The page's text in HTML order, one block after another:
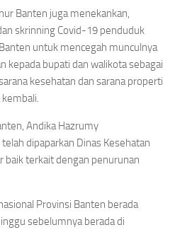
Banten juga menekankan,
skrinning Covid-19 penduduk
untuk mencegah munculnya
kepada bupati dan walikota sebagai
kesehatan dan sarana properti
Andika Hazrumy
dipaparkan Dinas Kesehatan
baik terkait dengan penurunan
Provinsi Banten berada
sebelumnya berada di